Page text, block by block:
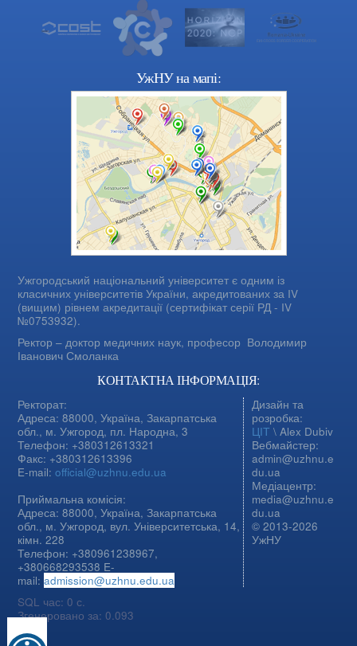
УжНУ на мапі:
Ужгородський національний університет є одним із
класичних університетів України, акредитованих за IV
(вищим) рівнем акредитації (сертифікат серії РД - IV
№0753932).
Ректор – доктор медичних наук, професор Володимир
Іванович Смоланка
КОНТАКТНА ІНФОРМАЦІЯ:
Ректорат:
Адреса: 88000, Україна, Закарпатська
обл., м. Ужгород, пл. Народна, 3
Телефон: +380312613321
Факс: +380312613396
E-mail:official@uzhnu.edu.ua
Приймальна комісія:
Адреса: 88000, Україна, Закарпатська
обл., м. Ужгород, вул. Університетська, 14,
кімн. 228
Телефон: +380961238967,
+380668293538 E-
mail:admission@uzhnu.edu.ua
Дизайн та
розробка:
ЦІТ \ Alex Dubiv
Вебмайстер:
admin@uzhnu.e
du.ua
Медіацентр:
media@uzhnu.e
du.ua
© 2013-2026
УжНУ
SQL час: 0 с.
Згенеровано за: 0.093